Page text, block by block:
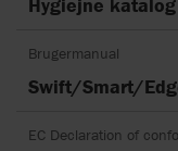
Brugermanual
Swift/Smart/
EC Declaration of